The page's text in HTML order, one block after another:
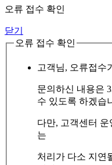
오류 접수 확인
닫기
오류 접수 확인
고객님, 오류접수
문의하신 내용은
수 있도록 하겠습
다만, 고객센터 운
는
처리가 다소 지연